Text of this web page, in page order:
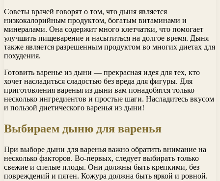
Советы врачей говорят о том, что дыня является
низкокалорийным продуктом, богатым витаминами и
минералами. Она содержит много клетчатки, что помогает
улучшить пищеварение и насытиться на долгое время. Дыня
также является разрешенным продуктом во многих диетах для
похудения.
Готовить варенье из дыни — прекрасная идея для тех, кто
хочет насладиться сладостью без вреда для фигуры. Для
приготовления варенья из дыни вам понадобятся только
несколько ингредиентов и простые шаги. Насладитесь вкусом
и пользой диетического варенья из дыни!
Выбираем дыню для варенья
При выборе дыни для варенья важно обратить внимание на
несколько факторов. Во-первых, следует выбирать только
свежие и спелые плоды. Они должны быть крепкими, без
повреждений и пятен. Кожура должна быть яркой и ровной.